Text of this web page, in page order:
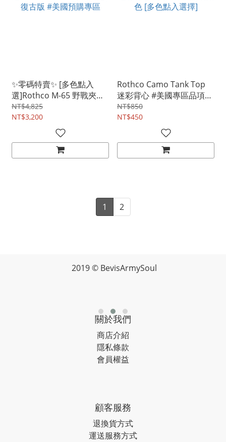
✨零碼特賣✨ [多色點入
選]Rothco M-65 野戰夾克|
復古版 #美國預購專區
NT$4,825
NT$3,200
Rothco Camo Tank Top
迷彩背心 #美國專區品項顏
色 [多色點入選擇]
NT$850
NT$450
1 2
2019 © BevisArmySoul
關於我們
商店介紹
隱私條款
會員權益
顧客服務
退換貨方式
運送服務方式